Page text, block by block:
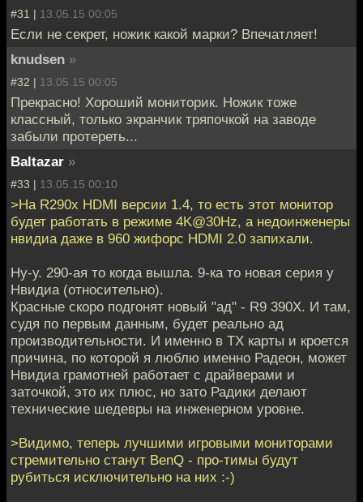
#31 | 13.05.15 00:05
Если не секрет, ножик какой марки? Впечатляет!
knudsen »
#32 | 13.05.15 00:05
Прекрасно! Хороший мониторик. Ножик тоже
классный, только экранчик тряпочкой на заводе
забыли протереть...
Baltazar »
#33 | 13.05.15 00:10
>На R290x HDMI версии 1.4, то есть этот монитор
будет работать в режиме 4K@30Hz, а недоинженеры
нвидиа даже в 960 жифорс HDMI 2.0 запихали.
Ну-у. 290-ая то когда вышла. 9-ка то новая серия у
Нвидиа (относительно).
Красные скоро подгонят новый "ад" - R9 390X. И там,
судя по первым данным, будет реально ад
производительности. И именно в ТХ карты и кроется
причина, по которой я люблю именно Радеон, может
Нвидиа грамотней работает с драйверами и
заточкой, это их плюс, но зато Радики делают
технические шедевры на инженерном уровне.
>Видимо, теперь лучшими игровыми мониторами
стремительно станут BenQ - про-тимы будут
рубиться исключительно на них :-)